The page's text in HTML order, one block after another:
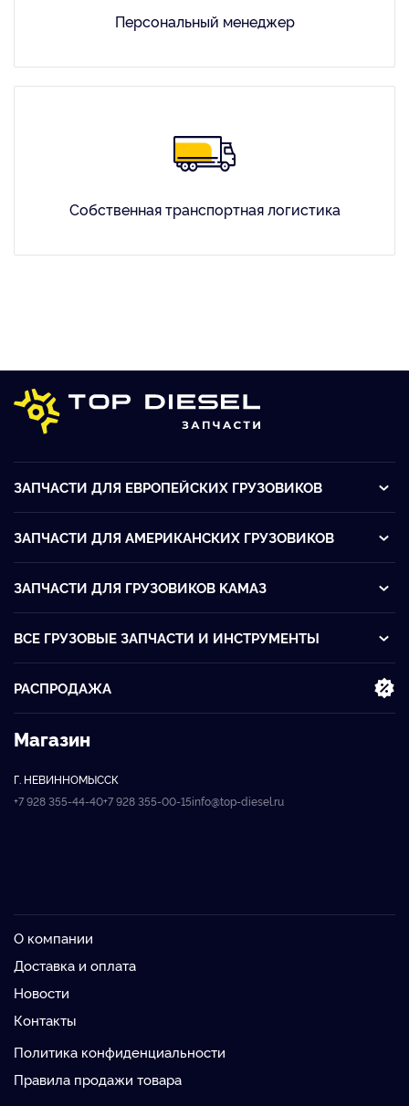
Персональный менеджер
Собственная транспортная логистика
ЗАПЧАСТИ ДЛЯ ЕВРОПЕЙСКИХ ГРУЗОВИКОВ
ЗАПЧАСТИ ДЛЯ АМЕРИКАНСКИХ ГРУЗОВИКОВ
ЗАПЧАСТИ ДЛЯ ГРУЗОВИКОВ KАМАЗ
ВСЕ ГРУЗОВЫЕ ЗАПЧАСТИ И ИНСТРУМЕНТЫ
РАСПРОДАЖА
Магазин
Г. НЕВИННОМЫССК
+7 928 355-44-40+7 928 355-00-15info@top-diesel.ru
О компании
Доставка и оплата
Новости
Контакты
Политика конфиденциальности
Правила продажи товара